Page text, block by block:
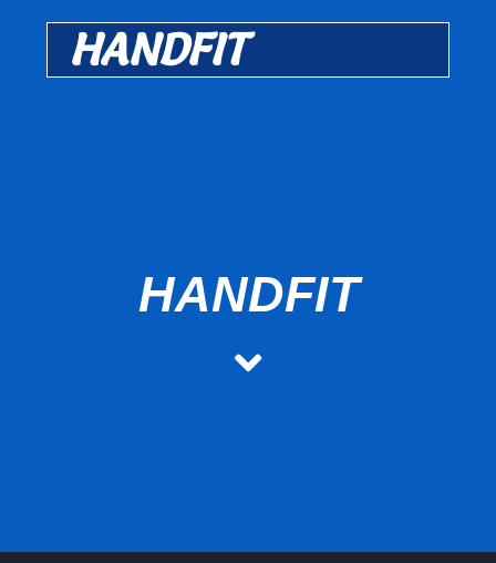
HANDFIT
HANDFIT